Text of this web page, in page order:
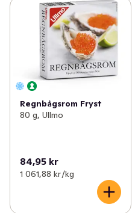
Regnbågsrom Fryst
80 g, Ullmo
84,95 kr
1 061,88 kr /kg